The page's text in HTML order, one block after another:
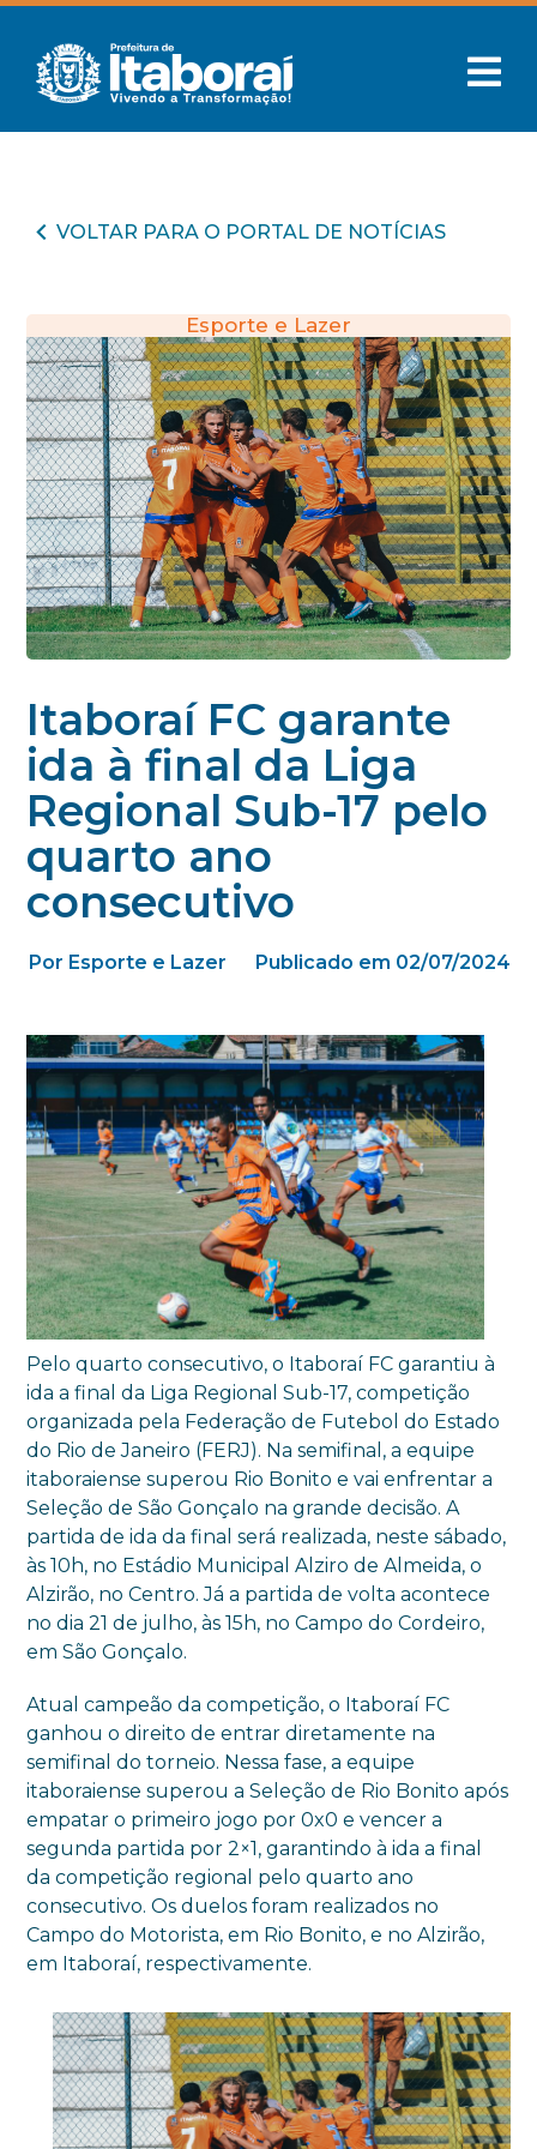
VOLTAR PARA O PORTAL DE NOTÍCIAS
Esporte e Lazer
Itaboraí FC garante
ida à final da Liga
Regional Sub-17 pelo
quarto ano
consecutivo
Por Esporte e Lazer Publicado em 02/07/2024
Pelo quarto consecutivo, o Itaboraí FC garantiu à
ida a final da Liga Regional Sub-17, competição
organizada pela Federação de Futebol do Estado
do Rio de Janeiro (FERJ). Na semifinal, a equipe
itaboraiense superou Rio Bonito e vai enfrentar a
Seleção de São Gonçalo na grande decisão. A
partida de ida da final será realizada, neste sábado,
às 10h, no Estádio Municipal Alziro de Almeida, o
Alzirão, no Centro. Já a partida de volta acontece
no dia 21 de julho, às 15h, no Campo do Cordeiro,
em São Gonçalo.
Atual campeão da competição, o Itaboraí FC
ganhou o direito de entrar diretamente na
semifinal do torneio. Nessa fase, a equipe
itaboraiense superou a Seleção de Rio Bonito após
empatar o primeiro jogo por 0x0 e vencer a
segunda partida por 2×1, garantindo à ida a final
da competição regional pelo quarto ano
consecutivo. Os duelos foram realizados no
Campo do Motorista, em Rio Bonito, e no Alzirão,
em Itaboraí, respectivamente.